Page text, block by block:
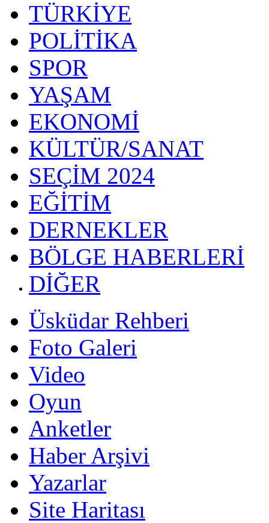
TÜRKİYE
POLİTİKA
SPOR
YAŞAM
EKONOMİ
KÜLTÜR/SANAT
SEÇİM 2024
EĞİTİM
DERNEKLER
BÖLGE HABERLERİ
DİĞER
Üsküdar Rehberi
Foto Galeri
Video
Oyun
Anketler
Haber Arşivi
Yazarlar
Site Haritası